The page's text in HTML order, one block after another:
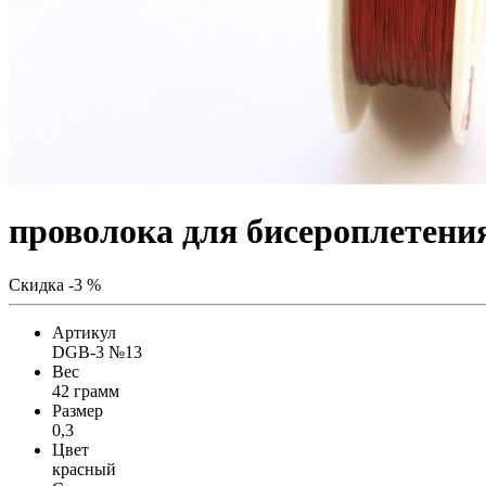
проволока для
Скидка -3 %
Артикул
DGB-3 №13
Вес
42 грамм
Размер
0,3
Цвет
красный